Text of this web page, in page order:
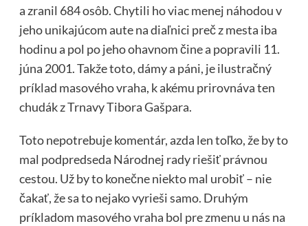
a zranil 684 osôb. Chytili ho viac menej náhodou v
jeho unikajúcom aute na diaľnici preč z mesta iba
hodinu a pol po jeho ohavnom čine a popravili 11.
júna 2001. Takže toto, dámy a páni, je ilustračný
príklad masového vraha, k akému prirovnáva ten
chudák z Trnavy Tibora Gašpara.
Toto nepotrebuje komentár, azda len toľko, že by to
mal podpredseda Národnej rady riešiť právnou
cestou. Už by to konečne niekto mal urobiť – nie
čakať, že sa to nejako vyrieši samo. Druhým
príkladom masového vraha bol pre zmenu u nás na